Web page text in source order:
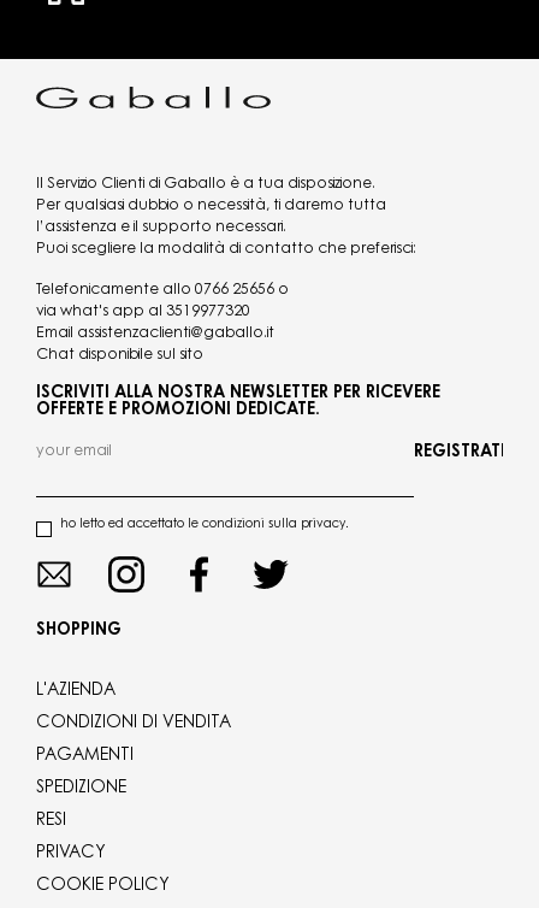
Il Servizio Clienti di Gaballo è a tua disposizione.
Per qualsiasi dubbio o necessità, ti daremo tutta
l’assistenza e il supporto necessari.
Puoi scegliere la modalità di contatto che preferisci:
Telefonicamente allo 0766 25656 o
via what's app al 3519977320
Email assistenzaclienti@gaballo.it
Chat disponibile sul sito
ISCRIVITI ALLA NOSTRA NEWSLETTER PER RICEVERE
OFFERTE E PROMOZIONI DEDICATE.
ho letto ed accettato le condizioni sulla privacy.
REGISTRATI
SHOPPING
L'AZIENDA
CONDIZIONI DI VENDITA
PAGAMENTI
SPEDIZIONE
RESI
PRIVACY
COOKIE POLICY